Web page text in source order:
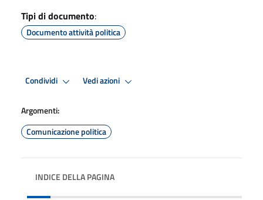
Tipi di documento:
Documento attività politica
Condividi Vedi azioni
Argomenti:
Comunicazione politica
INDICE DELLA PAGINA